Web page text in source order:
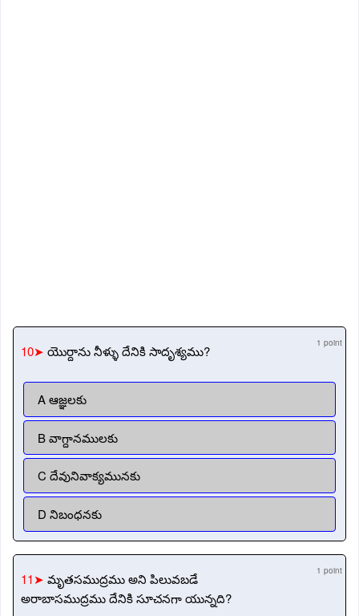
10➤ యొర్దాను నీళ్ళు దేనికి సాదృశ్యము? 1 point
A ఆజ్ఞలకు
B వాగ్దానములకు
C దేవునివాక్యమునకు
D నిబంధనకు
11➤ మృతసముద్రము అని పిలువబడే
అరాబాసముద్రము దేనికి సూచనగా యున్నది?
1 point